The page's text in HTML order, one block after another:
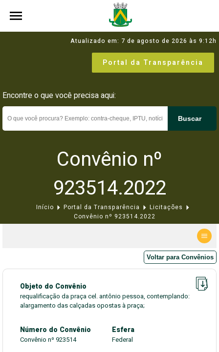
Atualizado em: 7 de agosto de 2026 às 9:12h
Portal da Transparência
Encontre o que você precisa aqui:
Buscar
Convênio nº
923514.2022
Início Portal da Transparência
Licitações
Convênio nº 923514.2022
Voltar para Convênios
Objeto do Convênio
requalificação da praça cel. antônio pessoa, contemplando:
alargamento das calçadas opostas à praça;
Número do Convênio
Convênio nº 923514
Esfera
Federal